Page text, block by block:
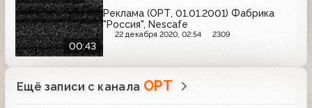
00:43
Реклама (ОРТ, 01.01.2001) Фабрика
"Россия", Nescafe
22 декабря 2020, 02:54 2309
Ещё записи с канала ОРТ